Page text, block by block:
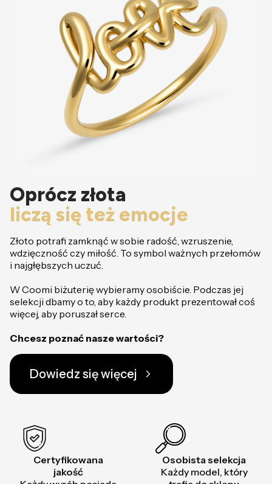
Oprócz złota
liczą się też emocje
Złoto potrafi zamknąć w sobie radość, wzruszenie,
wdzięczność czy miłość. To symbol ważnych przełomów
i najgłębszych uczuć.
W Coomi biżuterię wybieramy osobiście. Podczas jej
selekcji dbamy o to, aby każdy produkt prezentował coś
więcej, aby poruszał serce.
Chcesz poznać nasze wartości?
Dowiedz się więcej
Certyfikowana
jakość
Osobista selekcja
Każdy model, który